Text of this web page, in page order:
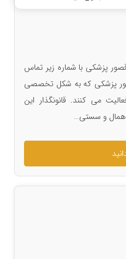
پزشکی با شماره زیر تماس
وکیل قصور پزشکی که به شکل تخصصی
می کنند. قانونگذار این
اهمال و سستی…